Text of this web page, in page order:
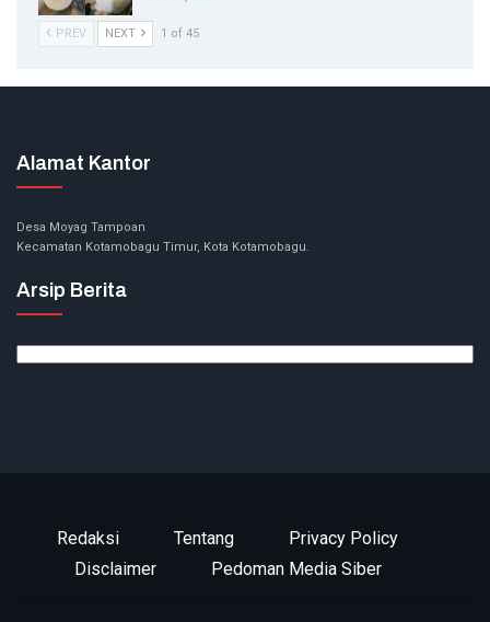
PREV NEXT 1 of 45
Alamat Kantor
Desa Moyag Tampoan
Kecamatan Kotamobagu Timur, Kota Kotamobagu.
Arsip Berita
Redaksi Tentang
Privacy Policy
Disclaimer
Pedoman Media Siber